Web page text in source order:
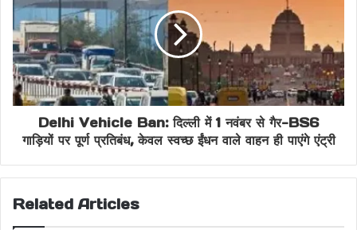
Delhi Vehicle Ban: दिल्ली में 1 नवंबर से गैर-BS6
गाड़ियों पर पूर्ण प्रतिबंध, केवल स्वच्छ ईंधन वाले वाहन ही पाएंगे एंट्री
Related Articles